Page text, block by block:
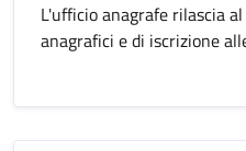
L'ufficio anagrafe rilascia
anagrafici e di iscrizione